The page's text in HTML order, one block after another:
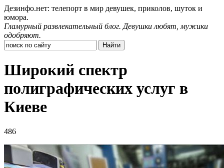
Дезинфо.нет: телепорт в мир девушек, приколов, шуток и
юмора.
Гламурный развлекательный блог. Девушки любят, мужики
одобряют.
Широкий спектр
полиграфических услуг в
Киеве
486